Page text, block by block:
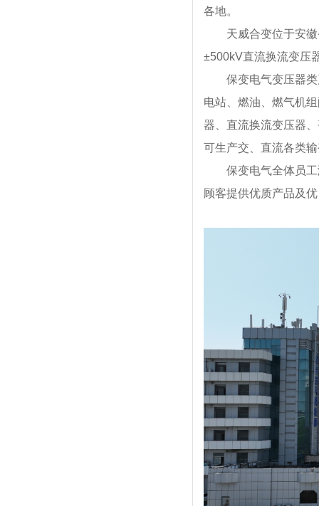
各地。
天威合变位于安
±500kV直流换流变压
保变电气变压器
电站、燃油、燃气机
器、直流换流变压器
可生产交、直流各类
保变电气全体员
顾客提供优质产品及